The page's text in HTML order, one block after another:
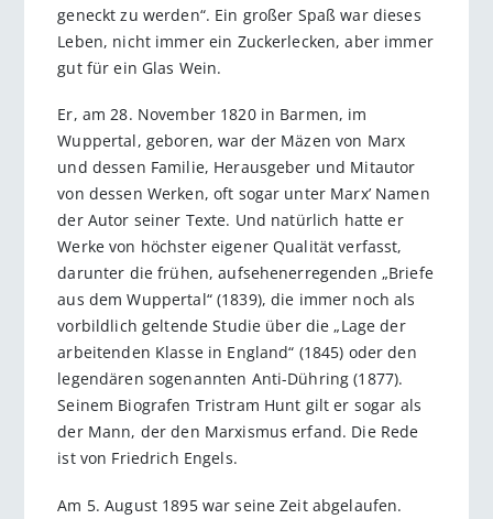
geneckt zu werden“. Ein großer Spaß war dieses
Leben, nicht immer ein Zucker­lecken, aber immer
gut für ein Glas Wein.
Er, am 28. November 1820 in Barmen, im
Wuppertal, geboren, war der Mäzen von Marx
und dessen Familie, Herausgeber und Mitautor
von dessen Werken, oft sogar unter Marx’ Namen
der Autor seiner Texte. Und natürlich hatte er
Werke von höchster eigener Qualität verfasst,
dar­unter die frühen, aufsehenerregenden „Briefe
aus dem Wuppertal“ (1839), die immer noch als
vorbildlich geltende Studie über die „Lage der
arbeitenden Klasse in England“ (1845) oder den
legendären sogenannten Anti-Dühring (1877).
Seinem Biografen Tristram Hunt gilt er sogar als
der Mann, der den Marxismus erfand. Die Rede
ist von Friedrich Engels.
Am 5. August 1895 war seine Zeit abgelaufen.